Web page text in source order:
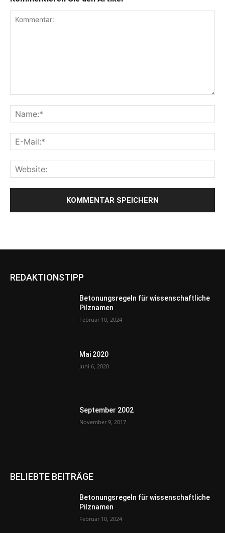
REDAKTIONSTIPP
Betonungsregeln für wissenschaftliche
Pilznamen
Februar 10, 2024
Mai 2020
Juni 6, 2020
September 2002
November 9, 2017
BELIEBTE BEITRÄGE
Betonungsregeln für wissenschaftliche
Pilznamen
Februar 10, 2024